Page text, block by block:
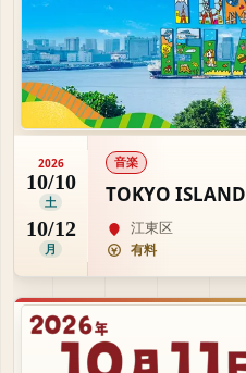
2026
10/10
土
10/12
月
音楽
TOKYO ISLAND
江東区
有料